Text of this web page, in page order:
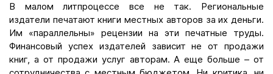
В малом литпроцессе все не так. Региональные
издатели печатают книги местных авторов за их деньги.
Им «параллельны» рецензии на эти печатные труды.
Финансовый успех издателей зависит не от продажи
книг, а от продажи услуг авторам. А еще больше – от